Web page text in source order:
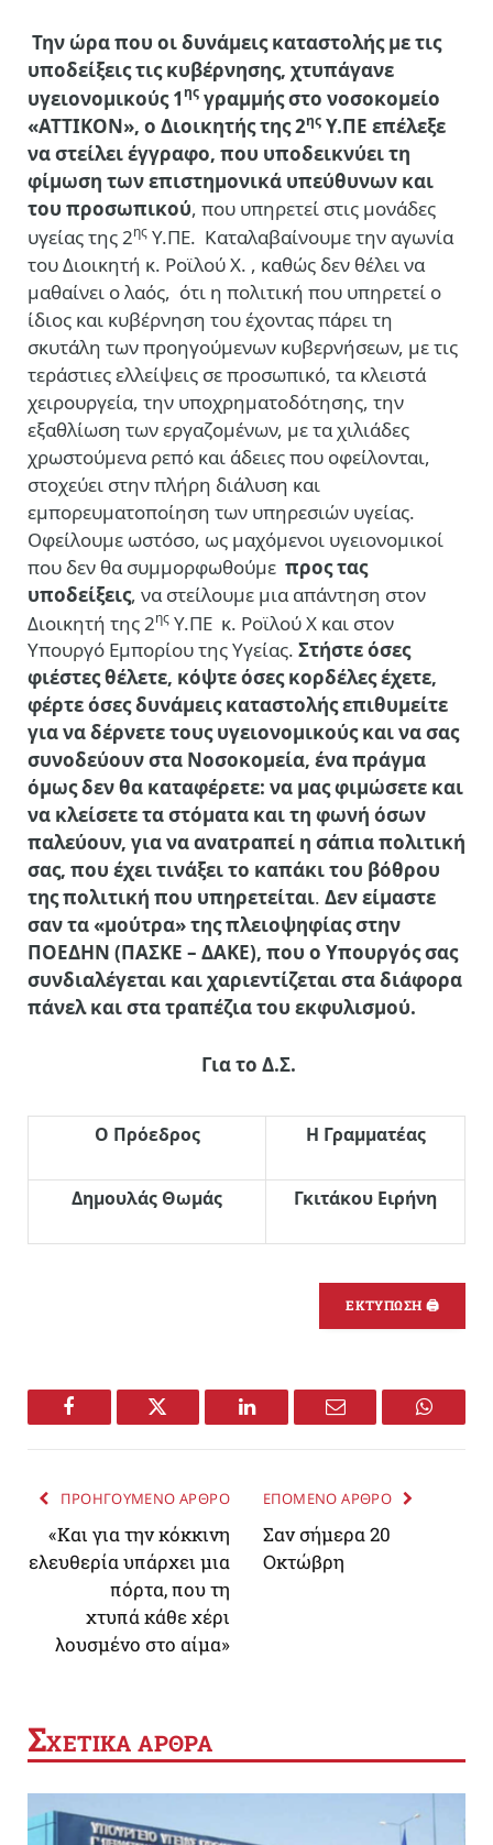
Την ώρα που οι δυνάμεις καταστολής με τις
υποδείξεις τις κυβέρνησης, χτυπάγανε
υγειονομικούς 1 ης γραμμής στο νοσοκομείο
«ΑΤΤΙΚΟΝ», ο Διοικητής της 2ης Υ.ΠΕ επέλεξε
να στείλει έγγραφο, που υποδεικνύει τη
φίμωση των επιστημονικά υπεύθυνων και
του προσωπικού, που υπηρετεί στις μονάδες
υγείας της 2ης Υ.ΠΕ. Καταλαβαίνουμε την αγωνία
του Διοικητή κ. Ροϊλού Χ. , καθώς δεν θέλει να
μαθαίνει ο λαός, ότι η πολιτική που υπηρετεί ο
ίδιος και κυβέρνηση του έχοντας πάρει τη
σκυτάλη των προηγούμενων κυβερνήσεων, με τις
τεράστιες ελλείψεις σε προσωπικό, τα κλειστά
χειρουργεία, την υποχρηματοδότησης, την
εξαθλίωση των εργαζομένων, με τα χιλιάδες
χρωστούμενα ρεπό και άδειες που οφείλονται,
στοχεύει στην πλήρη διάλυση και
εμπορευματοποίηση των υπηρεσιών υγείας.
Οφείλουμε ωστόσο, ως μαχόμενοι υγειονομικοί
που δεν θα συμμορφωθούμε προς τας
υποδείξεις, να στείλουμε μια απάντηση στον
Διοικητή της 2ης Υ.ΠΕ κ. Ροϊλού Χ και στον
Υπουργό Εμπορίου της Υγείας. Στήστε όσες
φιέστες θέλετε, κόψτε όσες κορδέλες έχετε,
φέρτε όσες δυνάμεις καταστολής επιθυμείτε
για να δέρνετε τους υγειονομικούς και να σας
συνοδεύουν στα Νοσοκομεία, ένα πράγμα
όμως δεν θα καταφέρετε: να μας φιμώσετε και
να κλείσετε τα στόματα και τη φωνή όσων
παλεύουν, για να ανατραπεί η σάπια πολιτική
σας, που έχει τινάξει το καπάκι του βόθρου
της πολιτική που υπηρετείται. Δεν είμαστε
σαν τα «μούτρα» της πλειοψηφίας στην
ΠΟΕΔΗΝ (ΠΑΣΚΕ – ΔΑΚΕ), που ο Υπουργός σας
συνδιαλέγεται και χαριεντίζεται στα διάφορα
πάνελ και στα τραπέζια του εκφυλισμού.
Για το Δ.Σ.
Ο Πρόεδρος Η Γραμματέας
Δημουλάς Θωμάς Γκιτάκου Ειρήνη
ΕΚΤΥΠΩΣΗ 🖨
Facebook Twitter LinkedIn Email
ΠΡΟΗΓΟΥΜΕΝΟ ΑΡΘΡΟ
«Και για την κόκκινη
ελευθερία υπάρχει μια
πόρτα, που τη
χτυπά κάθε χέρι
λουσμένο στο αίμα»
ΕΠΟΜΕΝΟ ΑΡΘΡΟ
Σαν σήμερα 20
Οκτώβρη
ΣΧΕΤΙΚΑ ΑΡΘΡΑ